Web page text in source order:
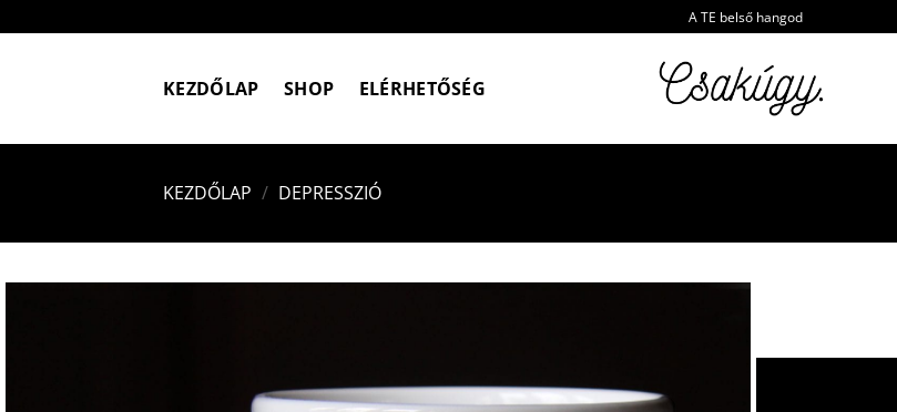
to
A TE belső hangod
KEZDŐLAP SHOP ELÉRHETŐSÉG
KEZDŐLAP / DEPRESSZIÓ